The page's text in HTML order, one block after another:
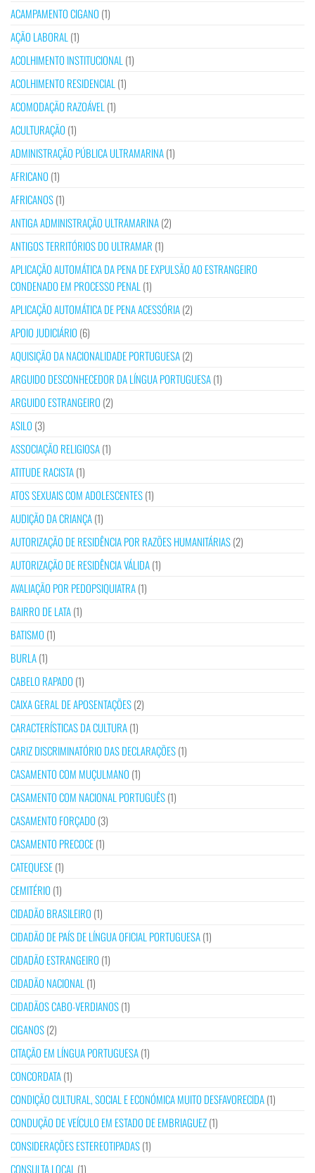
ACAMPAMENTO CIGANO (1)
AÇÃO LABORAL (1)
ACOLHIMENTO INSTITUCIONAL (1)
ACOLHIMENTO RESIDENCIAL (1)
ACOMODAÇÃO RAZOÁVEL (1)
ACULTURAÇÃO (1)
ADMINISTRAÇÃO PÚBLICA ULTRAMARINA(1)
AFRICANO (1)
AFRICANOS(1)
ANTIGA ADMINISTRAÇÃO ULTRAMARINA(2)
ANTIGOS TERRITÓRIOS DO ULTRAMAR (1)
APLICAÇÃO AUTOMÁTICA DA PENA DE EXPULSÃO AO ESTRANGEIRO
CONDENADO EM PROCESSO PENAL (1)
APLICAÇÃO AUTOMÁTICA DE PENA ACESSÓRIA(2)
APOIO JUDICIÁRIO (6)
AQUISIÇÃO DA NACIONALIDADE PORTUGUESA(2)
ARGUIDO DESCONHECEDOR DA LÍNGUA PORTUGUESA(1)
ARGUIDO ESTRANGEIRO (2)
ASILO (3)
ASSOCIAÇÃO RELIGIOSA(1)
ATITUDE RACISTA(1)
ATOS SEXUAIS COM ADOLESCENTES(1)
AUDIÇÃO DA CRIANÇA(1)
AUTORIZAÇÃO DE RESIDÊNCIA POR RAZÕES HUMANITÁRIAS(2)
AUTORIZAÇÃO DE RESIDÊNCIA VÁLIDA(1)
AVALIAÇÃO POR PEDOPSIQUIATRA(1)
BAIRRO DE LATA(1)
BATISMO (1)
BURLA(1)
CABELO RAPADO (1)
CAIXA GERAL DE APOSENTAÇÕES(2)
CARACTERÍSTICAS DA CULTURA(1)
CARIZ DISCRIMINATÓRIO DAS DECLARAÇÕES(1)
CASAMENTO COM MUÇULMANO (1)
CASAMENTO COM NACIONAL PORTUGUÊS(1)
CASAMENTO FORÇADO (3)
CASAMENTO PRECOCE(1)
CATEQUESE(1)
CEMITÉRIO (1)
CIDADÃO BRASILEIRO (1)
CIDADÃO DE PAÍS DE LÍNGUA OFICIAL PORTUGUESA(1)
CIDADÃO ESTRANGEIRO (1)
CIDADÃO NACIONAL (1)
CIDADÃOS CABO-VERDIANOS(1)
CIGANOS(2)
CITAÇÃO EM LÍNGUA PORTUGUESA(1)
CONCORDATA(1)
CONDIÇÃO CULTURAL, SOCIAL E ECONÓMICA MUITO DESFAVORECIDA(1)
CONDUÇÃO DE VEÍCULO EM ESTADO DE EMBRIAGUEZ(1)
CONSIDERAÇÕES ESTEREOTIPADAS(1)
CONSULTA LOCAL (1)